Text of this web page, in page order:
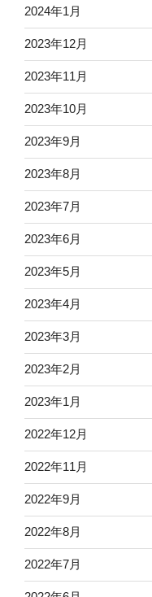
2024年1月
2023年12月
2023年11月
2023年10月
2023年9月
2023年8月
2023年7月
2023年6月
2023年5月
2023年4月
2023年3月
2023年2月
2023年1月
2022年12月
2022年11月
2022年9月
2022年8月
2022年7月